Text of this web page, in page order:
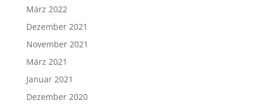
März 2022
Dezember 2021
November 2021
März 2021
Januar 2021
Dezember 2020